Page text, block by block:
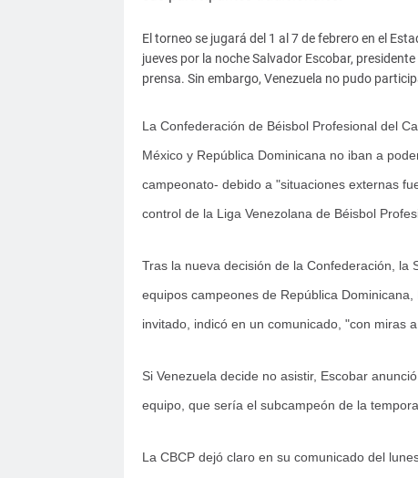
El torneo se jugará del 1 al 7 de febrero en el
jueves por la noche Salvador Escobar,
prensa. Sin embargo, Venezuela no pudo
La Confederación de Béisbol Profesional del
México y República Dominicana no iban a
campeonato- debido a "situaciones externas
control de la Liga Venezolana de Béisbol
Tras la nueva decisión de la Confederación, la
equipos campeones de República
invitado, indicó en un comunicado, "con miras
Si Venezuela decide no asistir, Escobar
equipo, que sería el subcampeón de la
La CBCP dejó claro en su comunicado del